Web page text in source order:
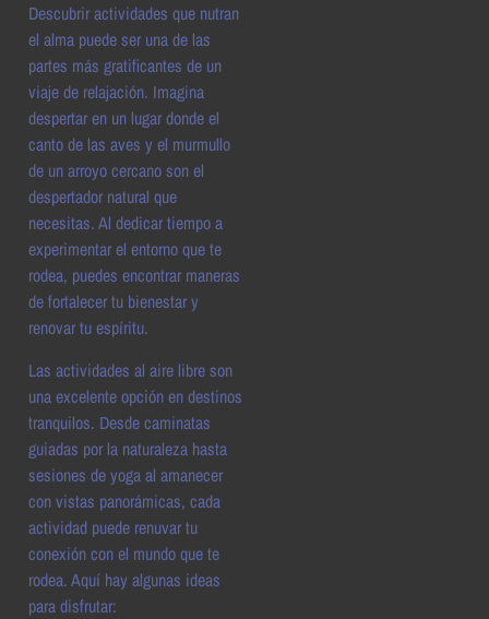
Descubrir actividades que nutran
el alma puede ser una de las
partes más gratificantes de un
viaje de relajación. Imagina
despertar en un lugar donde el
canto de las aves y el murmullo
de un arroyo cercano son el
despertador natural que
necesitas. Al dedicar tiempo a
experimentar el entorno que te
rodea, puedes encontrar maneras
de fortalecer tu bienestar y
renovar tu espíritu.
Las actividades al aire libre son
una excelente opción en destinos
tranquilos. Desde caminatas
guiadas por la naturaleza hasta
sesiones de yoga al amanecer
con vistas panorámicas, cada
actividad puede renuvar tu
conexión con el mundo que te
rodea. Aquí hay algunas ideas
para disfrutar: